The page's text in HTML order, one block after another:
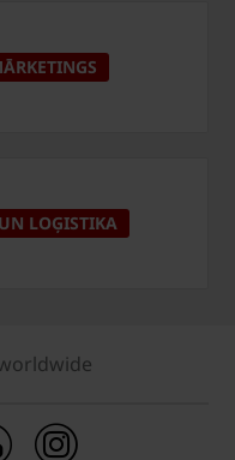
LOĢISTIKA